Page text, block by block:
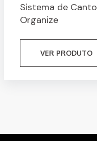
Sistema de Canto
Organize
VER PRODUTO